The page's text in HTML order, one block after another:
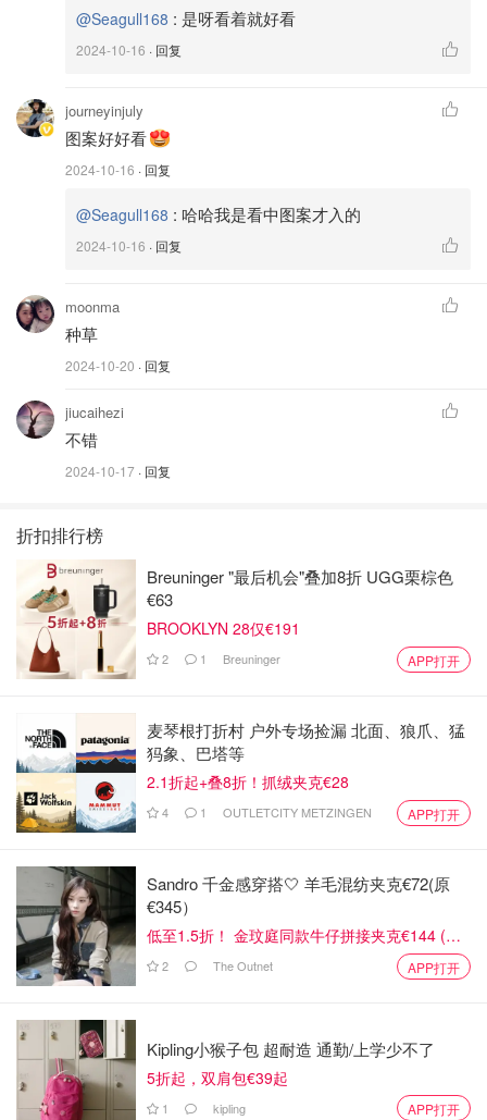
@Seagull168 : 是呀看着就好看
2024-10-16 · 回复
journeyinjuly
图案好好看
2024-10-16 · 回复
@Seagull168 : 哈哈我是看中图案才入的
2024-10-16 · 回复
moonma
种草
2024-10-20 · 回复
jiucaihezi
不错
2024-10-17 · 回复
折扣排行榜
Breuninger "最后机会"叠加8折 UGG栗棕色
€63
BROOKLYN 28仅€191
2 1 Breuninger APP打开
麦琴根打折村 户外专场捡漏 北面、狼爪、猛
犸象、巴塔等
2.1折起+叠8折！抓绒夹克€28
4 1 OUTLETCITY METZINGEN APP打开
Sandro 千金感穿搭🤍 羊毛混纺夹克€72(原
€345）
低至1.5折！ 金玟庭同款牛仔拼接夹克€144 (原
€275）
2 The Outnet APP打开
Kipling小猴子包 超耐造 通勤/上学少不了
5折起，双肩包€39起
1 kipling APP打开